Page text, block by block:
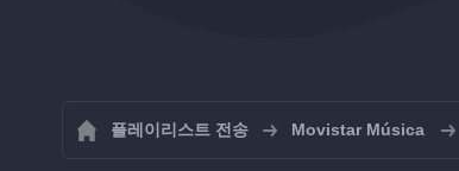
플레이리스트 전송 Movistar Música